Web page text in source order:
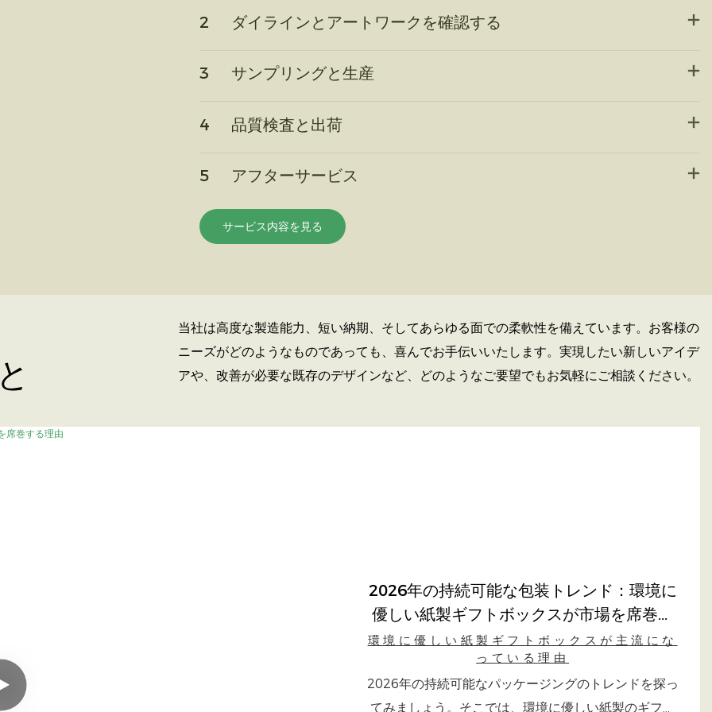
2 ダイラインとアートワークを確認する
3 サンプリングと生産
4 品質検査と出荷
5 アフターサービス
サービス内容を見る
当社は高度な製造能力、短い納期、そしてあらゆる面での柔軟性を備えています。お客様の
ニーズがどのようなものであっても、喜んでお手伝いいたします。実現したい新しいアイデ
アや、改善が必要な既存のデザインなど、どのようなご要望でもお気軽にご相談ください。
2026年の持続可能な包装トレンド：環境に
優しい紙製ギフトボックスが市場を席巻す
る理由
環境に優しい紙製ギフトボックスが主流にな
っている理由
2026年の持続可能なパッケージングのトレンドを探っ
てみましょう。そこでは、環境に優しい紙製のギフト